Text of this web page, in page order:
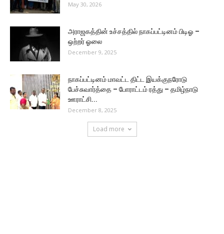
May 30, 2026
அராஜகத்தின் உச்சத்தில் நாகப்பட்டினம் பிடிஓ –
ஒற்றர் ஓலை
December 9, 2025
நாகப்பட்டினம் மாவட்ட திட்ட இயக்குநரோடு
பேச்சுவார்த்தை – போராட்டம் ரத்து – தமிழ்நாடு
ஊராட்சி...
December 8, 2025
Load more